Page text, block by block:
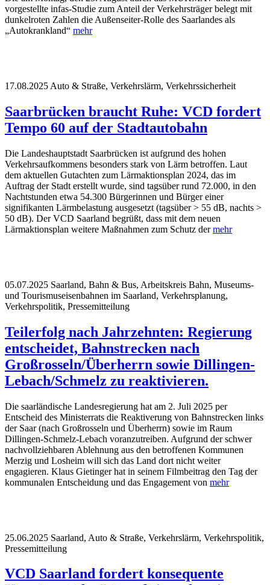
vorgestellte infas-Studie zum Anteil der Verkehrsträger belegt mit
dunkelroten Zahlen die Außenseiter-Rolle des Saarlandes als
„Autokrankland“ mehr
17.08.2025 Auto & Straße, Verkehrslärm, Verkehrssicherheit
Saarbrücken braucht Ruhe: VCD fordert
Tempo 60 auf der Stadtautobahn
Die Landeshauptstadt Saarbrücken ist aufgrund des hohen
Verkehrsaufkommens besonders stark von Lärm betroffen. Laut
dem aktuellen Gutachten zum Lärmaktionsplan 2024, das im
Auftrag der Stadt erstellt wurde, sind tagsüber rund 72.000, in den
Nachtstunden etwa 54.300 Bürgerinnen und Bürger einer
signifikanten Lärmbelastung ausgesetzt (tagsüber > 55 dB, nachts >
50 dB). Der VCD Saarland begrüßt, dass mit dem neuen
Lärmaktionsplan weitere Maßnahmen zum Schutz dermehr
05.07.2025 Saarland, Bahn & Bus, Arbeitskreis Bahn, Museums-
und Tourismuseisenbahnen im Saarland, Verkehrsplanung,
Verkehrspolitik, Pressemitteilung
Teilerfolg nach Jahrzehnten: Regierung
entscheidet, Bahnstrecken nach
Großrosseln/Überherrn sowie Dillingen-
Lebach/Schmelz zu reaktivieren.
Die saarländische Landesregierung hat am 2. Juli 2025 per
Entscheid des Ministerrats die Reaktiverung von Bahnstrecken links
der Saar (nach Großrosseln und Überherrn) sowie im Raum
Dillingen-Schmelz-Lebach voranzutreiben. Aufgrund der schwer
nachvollziehbaren Ablehnung aus den betroffenen Kommunen
Merzig und Losheim will sich das Land dort nicht weiter
engagieren. Klaus Gietinger hat in seinem Filmbeitrag den Tag der
kommunalen Entscheidung und das Engagement von mehr
25.06.2025 Saarland, Auto & Straße, Verkehrslärm, Verkehrspolitik,
Pressemitteilung
VCD Saarland fordert konsequente